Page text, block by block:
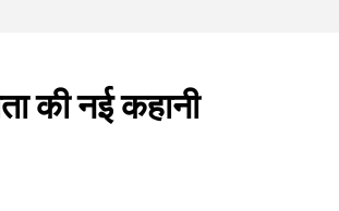
की नई कहानी